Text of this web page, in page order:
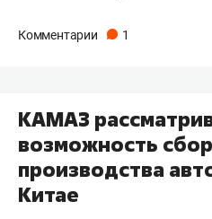
Комментарии 1
КАМАЗ
возможность
производства
Китае